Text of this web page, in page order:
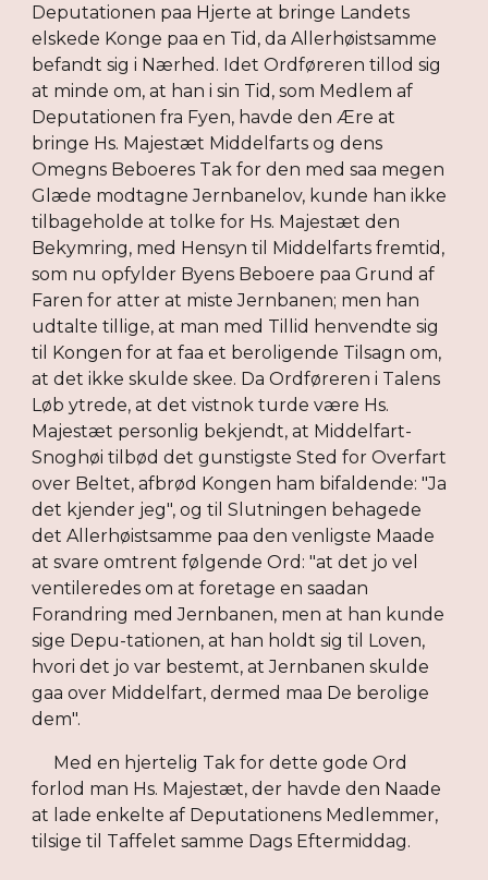
Deputationen paa Hjerte at bringe Landets
elskede Konge paa en Tid, da Allerhøistsamme
befandt sig i Nærhed. Idet Ordføreren tillod sig
at minde om, at han i sin Tid, som Medlem af
Deputationen fra Fyen, havde den Ære at
bringe Hs. Majestæt Middelfarts og dens
Omegns Beboeres Tak for den med saa megen
Glæde modtagne Jernbanelov, kunde han ikke
tilbageholde at tolke for Hs. Majestæt den
Bekymring, med Hensyn til Middelfarts fremtid,
som nu opfylder Byens Beboere paa Grund af
Faren for atter at miste Jernbanen; men han
udtalte tillige, at man med Tillid henvendte sig
til Kongen for at faa et beroligende Tilsagn om,
at det ikke skulde skee. Da Ordføreren i Talens
Løb ytrede, at det vistnok turde være Hs.
Majestæt personlig bekjendt, at Middelfart-
Snoghøi tilbød det gunstigste Sted for Overfart
over Beltet, afbrød Kongen ham bifaldende: "Ja
det kjender jeg", og til Slutningen behagede
det Allerhøistsamme paa den venligste Maade
at svare omtrent følgende Ord: "at det jo vel
ventileredes om at foretage en saadan
Forandring med Jernbanen, men at han kunde
sige Depu-tationen, at han holdt sig til Loven,
hvori det jo var bestemt, at Jernbanen skulde
gaa over Middelfart, dermed maa De berolige
dem".
Med en hjertelig Tak for dette gode Ord
forlod man Hs. Majestæt, der havde den Naade
at lade enkelte af Deputationens Medlemmer,
tilsige til Taffelet samme Dags Eftermiddag.